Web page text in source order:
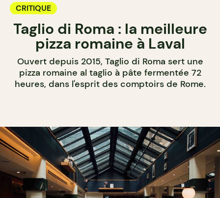
CRITIQUE
Taglio di Roma : la meilleure
pizza romaine à Laval
Ouvert depuis 2015, Taglio di Roma sert une
pizza romaine al taglio à pâte fermentée 72
heures, dans l'esprit des comptoirs de Rome.